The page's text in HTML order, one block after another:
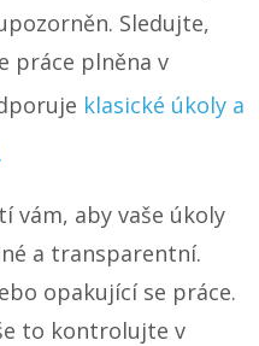
Sledujte,
práce plněna v
klasické úkoly a
vám, aby vaše úkoly
a transparentní.
opakující se práce.
to kontrolujte v